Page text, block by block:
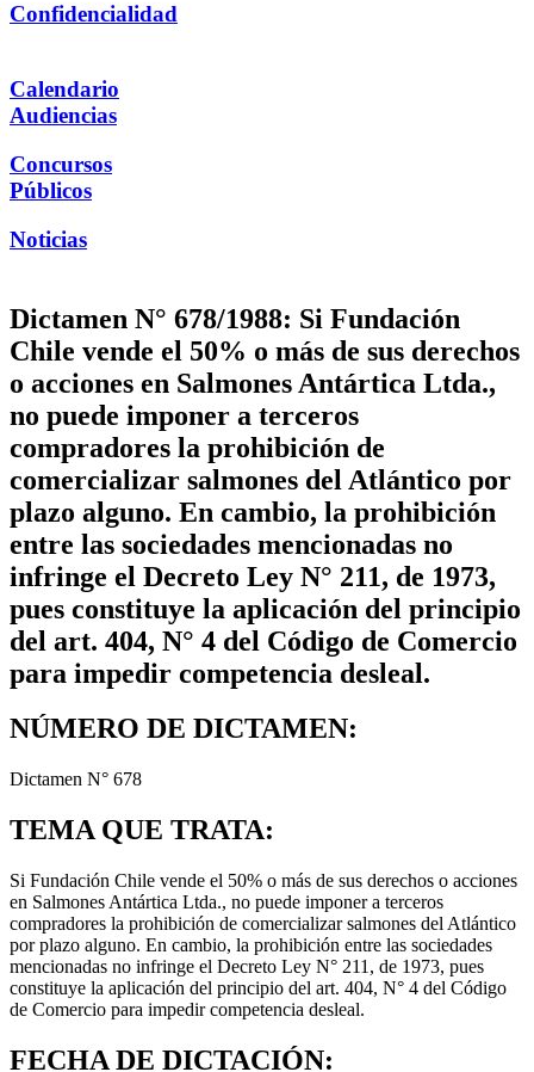
Confidencialidad
Calendario
Audiencias
Concursos
Públicos
Noticias
Dictamen N° 678/1988: Si Fundación
Chile vende el 50% o más de sus derechos
o acciones en Salmones Antártica Ltda.,
no puede imponer a terceros
compradores la prohibición de
comercializar salmones del Atlántico por
plazo alguno. En cambio, la prohibición
entre las sociedades mencionadas no
infringe el Decreto Ley N° 211, de 1973,
pues constituye la aplicación del principio
del art. 404, N° 4 del Código de Comercio
para impedir competencia desleal.
NÚMERO DE DICTAMEN:
Dictamen N° 678
TEMA QUE TRATA:
Si Fundación Chile vende el 50% o más de sus derechos o acciones
en Salmones Antártica Ltda., no puede imponer a terceros
compradores la prohibición de comercializar salmones del Atlántico
por plazo alguno. En cambio, la prohibición entre las sociedades
mencionadas no infringe el Decreto Ley N° 211, de 1973, pues
constituye la aplicación del principio del art. 404, N° 4 del Código
de Comercio para impedir competencia desleal.
FECHA DE DICTACIÓN: